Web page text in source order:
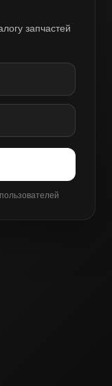
запчастей